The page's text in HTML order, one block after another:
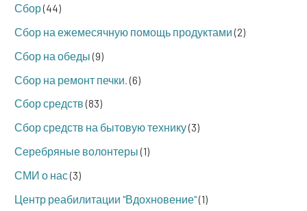
Сбор(44)
Сбор на ежемесячную помощь продуктами(2)
Сбор на обеды(9)
Сбор на ремонт печки. (6)
Сбор средств(83)
Сбор средств на бытовую технику(3)
Серебряные волонтеры(1)
СМИ о нас(3)
Центр реабилитации "Вдохновение"(1)